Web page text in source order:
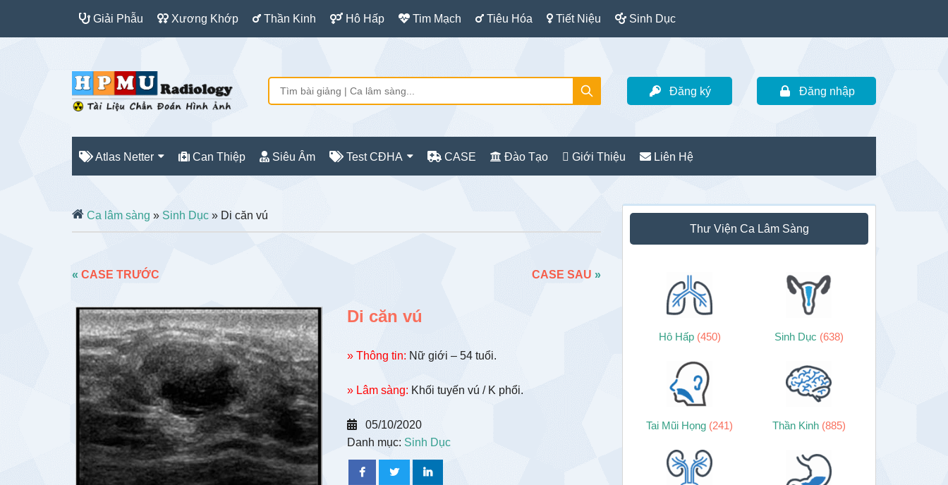
Giải Phẫu Xương Khớp Thần Kinh Hô Hấp Tim Mạch Tiêu Hóa Tiết Niệu Sinh Dục
Đăng ký Đăng nhập
Atlas Netter Can Thiệp Siêu Âm Test CĐHA CASE Đào Tạo Giới Thiệu Liên Hệ
Ca lâm sàng » Sinh Dục » Di căn vú
« CASE TRƯỚC CASE SAU »
Di căn vú
» Thông tin: Nữ giới – 54 tuổi.
» Lâm sàng: Khối tuyến vú / K phổi.
05/10/2020
Danh mục: Sinh Dục
Sidebar
chính
Thư Viện Ca Lâm Sàng
Hô Hấp (450) Sinh Dục (638)
Tai Mũi Họng (241) Thần Kinh (885)